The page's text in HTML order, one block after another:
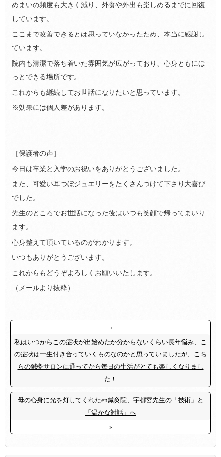
めまいの頻度も大きく減り、外食や外出も楽しめるまでに回復
しています。
ここまで改善できるとは思っていなかったため、本当に感謝し
ています。
院内も清潔で落ち着いた雰囲気が広がっており、心身ともにほ
っとできる場所です。
これからも継続してお世話になりたいと思っています。
※効果には個人差があります。
［保護者の声］
今日は卒業と入学のお祝いをありがとうございました。
また、可愛い耳つぼジュエリーをたくさんつけて下さり大喜び
でした。
先生のところでお世話になった後はいつも笑顔で帰ってまいり
ます。
心身整えて頂いているのがわかります。
いつもありがとうございます。
これからもどうぞよろしくお願いいたします。
（メールより抜粋）
«
私はいつからこの症状が出始めたか分からないくらい長年悩み、こ
の症状は一生付き合っていくものなのかと思っていましたが、こち
らの鍼灸サロンに通ってから毎日の生活がとても楽しくなりまし
た！
母の心身に光を灯してくれたen鍼灸院、宇都宮先生の「技術」と
「温かな対話」へ
»